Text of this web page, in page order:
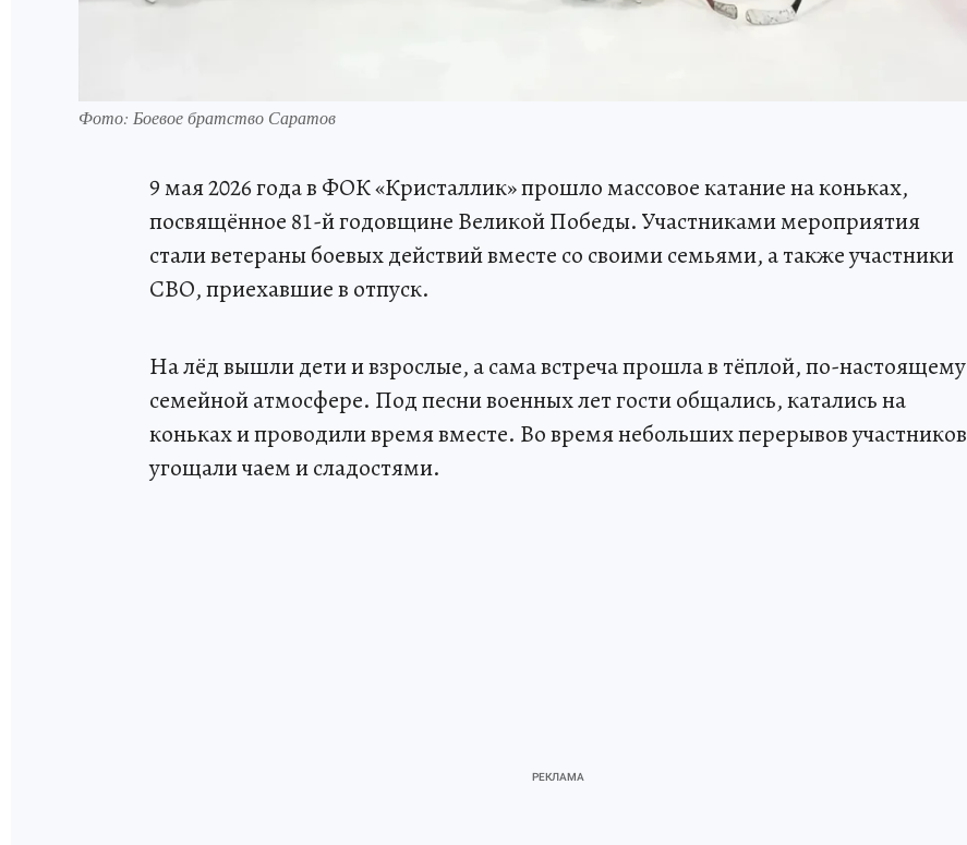
Фото: Боевое братство Саратов
9 мая 2026 года в ФОК «Кристаллик» прошло массовое катание на коньках,
посвящённое 81-й годовщине Великой Победы. Участниками мероприятия
стали ветераны боевых действий вместе со своими семьями, а также участники
СВО, приехавшие в отпуск.
На лёд вышли дети и взрослые, а сама встреча прошла в тёплой, по-настоящему
семейной атмосфере. Под песни военных лет гости общались, катались на
коньках и проводили время вместе. Во время небольших перерывов участников
угощали чаем и сладостями.